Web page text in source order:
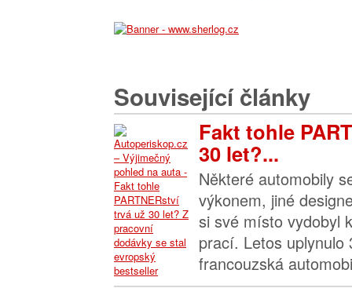
Související články
Fakt tohle
30 let?...
Některé automobily
výkonem, jiné
si své místo vydobyl
prací. Letos
francouzská